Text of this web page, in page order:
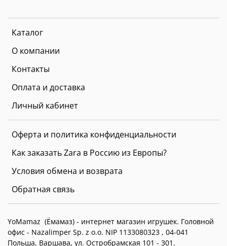
Каталог
О компании
Контакты
Оплата и доставка
Личный кабинет
Оферта и политика конфиденциальности
Как заказать Zara в Россию из Европы?
Условия обмена и возврата
Обратная связь
YoMamaz (Ёмамаз) - интернет магазин игрушек. Головной
офис - Nazalimper Sp. z o.o. NIP 1133080323 , 04-041
Польша, Варшава, ул. Остробрамская 101 - 301.